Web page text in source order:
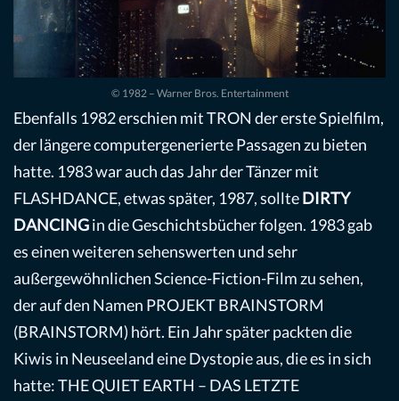
© 1982 – Warner Bros. Entertainment
Ebenfalls 1982 erschien mit TRON der erste Spielfilm,
der längere computergenerierte Passagen zu bieten
hatte. 1983 war auch das Jahr der Tänzer mit
FLASHDANCE, etwas später, 1987, sollteDIRTY
DANCINGin die Geschichtsbücher folgen. 1983 gab
es einen weiteren sehenswerten und sehr
außergewöhnlichen Science-Fiction-Film zu sehen,
der auf den Namen PROJEKT BRAINSTORM
(BRAINSTORM) hört. Ein Jahr später packten die
Kiwis in Neuseeland eine Dystopie aus, die es in sich
hatte: THE QUIET EARTH – DAS LETZTE